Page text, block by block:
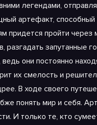
легендами,
артефакт,
придется пройти
разгадать запутанные
они постоянно
их смелость и
В ходе своего
понять мир и себя.
И только те, кто